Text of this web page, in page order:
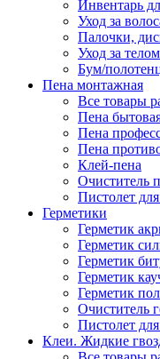
Инвентарь
Уход за
Палочки,
Уход за
Бум/
Пена монтажная
Все товары
Пена
Пена
Пена
Клей-пена
Очиститель
Пистолет
Герметики
Герметик
Герметик
Герметик
Герметик
Герметик
Очиститель
Пистолет
Клеи. Жидкие